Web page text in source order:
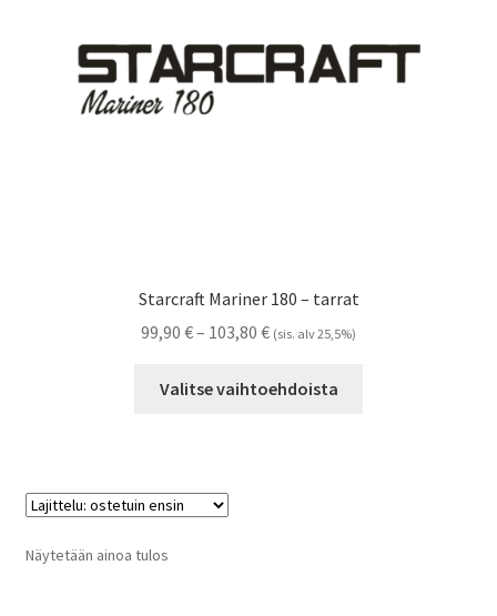
Silityskuvioiden kiinnitysohjeet
Starcraft Mariner 180 – tarrat
99,90 €– 103,80 €Hintaluokka:
-
(sis. alv 25,5%)
Valitse vaihtoehdoista
Näytetään ainoa tulos